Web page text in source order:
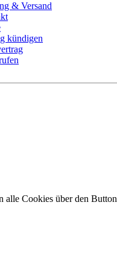
& Versand
kündigen
alle Cookies über den